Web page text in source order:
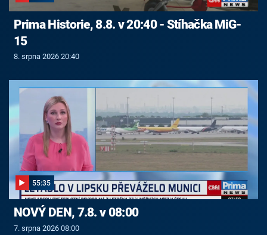
Prima Historie, 8.8. v 20:40 - Stíhačka MiG-
15
8. srpna 2026 20:40
55:35
NOVÝ DEN, 7.8. v 08:00
7. srpna 2026 08:00